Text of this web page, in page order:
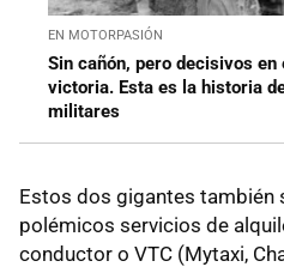
EN MOTORPASIÓN
Sin cañón, pero decisivos
victoria. Esta es la historia
militares
Estos dos gigantes también
polémicos servicios de
conductor o VTC (Mytaxi,